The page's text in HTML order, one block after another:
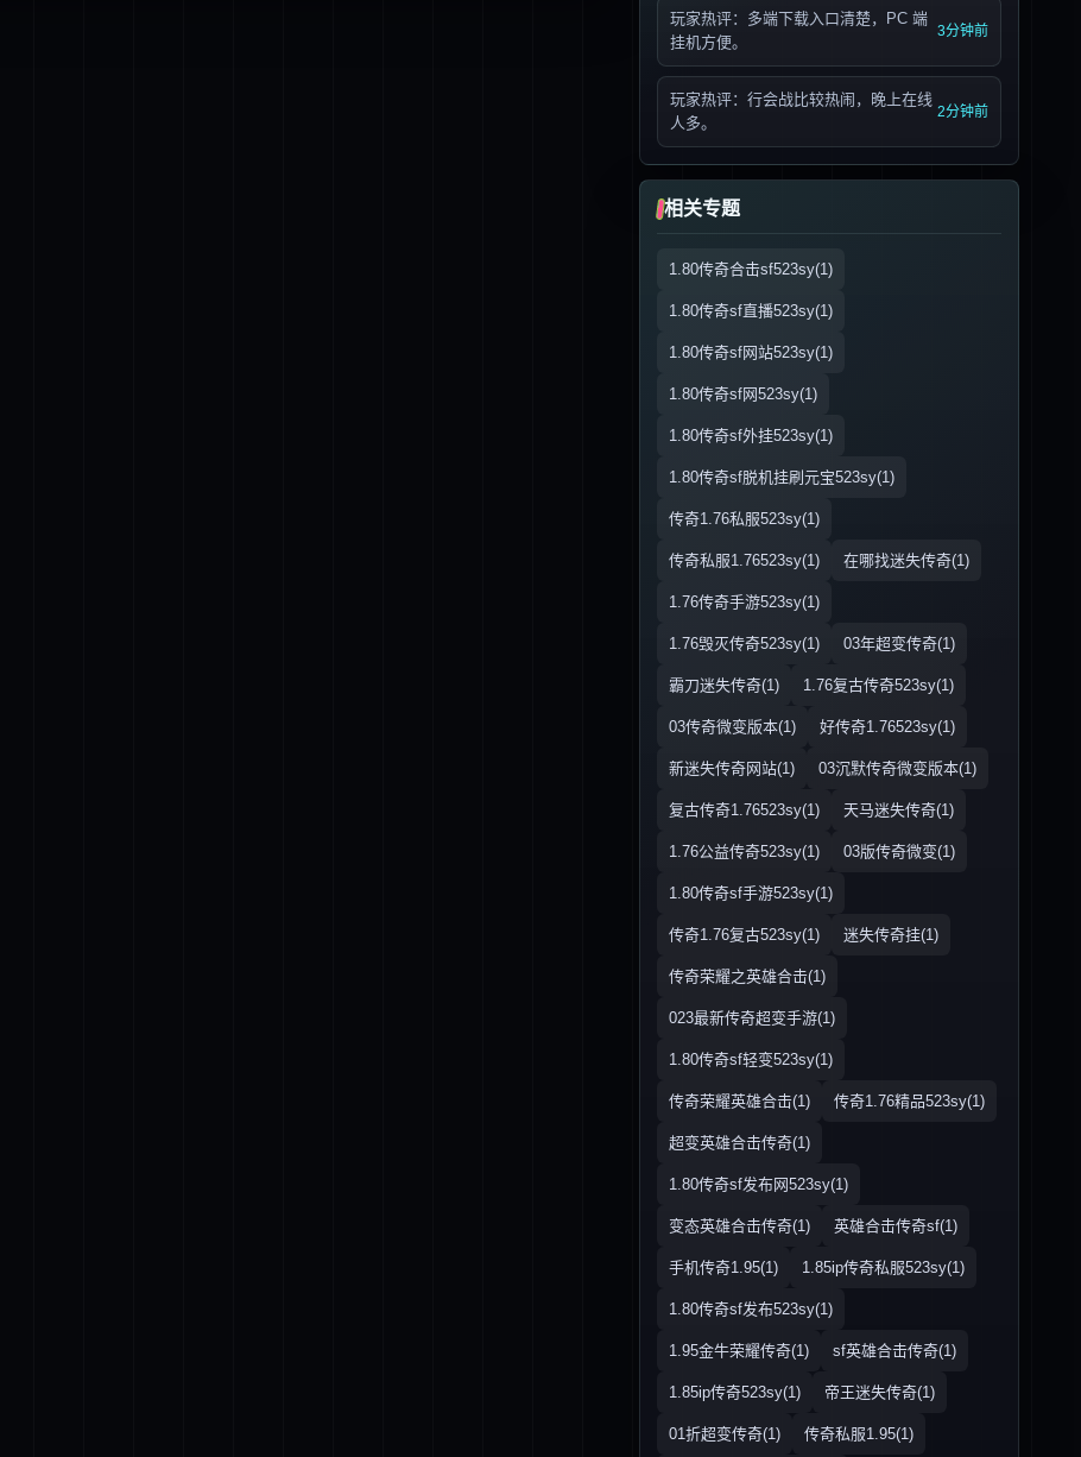
玩家热评：多端下载入口清楚，PC 端
挂机方便。
3分钟前
玩家热评：行会战比较热闹，晚上在线
人多。
2分钟前
相关专题
1.80传奇合击sf523sy(1)
1.80传奇sf直播523sy(1)
1.80传奇sf网站523sy(1)
1.80传奇sf网523sy(1)
1.80传奇sf外挂523sy(1)
1.80传奇sf脱机挂刷元宝523sy(1)
传奇1.76私服523sy(1)
传奇私服1.76523sy(1) 在哪找迷失传奇(1)
1.76传奇手游523sy(1)
1.76毁灭传奇523sy(1) 03年超变传奇(1)
霸刀迷失传奇(1) 1.76复古传奇523sy(1)
03传奇微变版本(1) 好传奇1.76523sy(1)
新迷失传奇网站(1) 03沉默传奇微变版本(1)
复古传奇1.76523sy(1) 天马迷失传奇(1)
1.76公益传奇523sy(1) 03版传奇微变(1)
1.80传奇sf手游523sy(1)
传奇1.76复古523sy(1) 迷失传奇挂(1)
传奇荣耀之英雄合击(1)
023最新传奇超变手游(1)
1.80传奇sf轻变523sy(1)
传奇荣耀英雄合击(1) 传奇1.76精品523sy(1)
超变英雄合击传奇(1)
1.80传奇sf发布网523sy(1)
变态英雄合击传奇(1) 英雄合击传奇sf(1)
手机传奇1.95(1) 1.85ip传奇私服523sy(1)
1.80传奇sf发布523sy(1)
1.95金牛荣耀传奇(1) sf英雄合击传奇(1)
1.85ip传奇523sy(1) 帝王迷失传奇(1)
01折超变传奇(1) 传奇私服1.95(1)